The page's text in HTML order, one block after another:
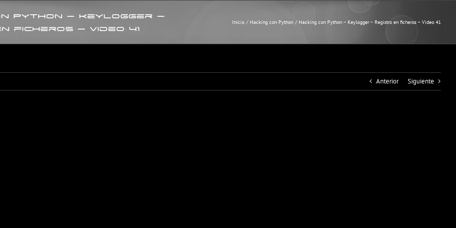
Python – Keylogger –
ficheros – Video 41
Inicio Hacking con Python Hacking con Python – Keylogger – Registro en ficheros – Video 41
Anterior Siguiente